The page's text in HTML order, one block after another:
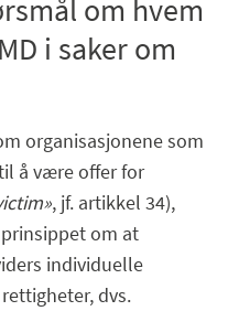
om hvem
i saker om
organisasjonene som
å være offer for
, jf. artikkel 34),
om at
individuelle
dvs.